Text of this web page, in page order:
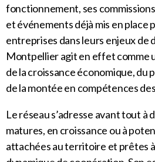
fonctionnement, ses
et événements déjà mis en place
entreprises dans leurs enjeux de
Montpellier agit en effet comme
de la croissance économique, du
de la montée en compétences
Le réseau s’adresse avant tout à
matures, en croissance ou à
attachées au territoire et prêtes à